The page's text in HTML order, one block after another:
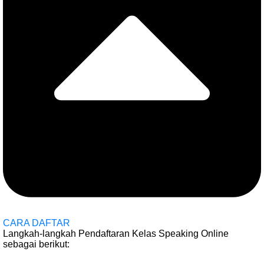
CARA DAFTAR
Langkah-langkah Pendaftaran Kelas Speaking Online
sebagai berikut: